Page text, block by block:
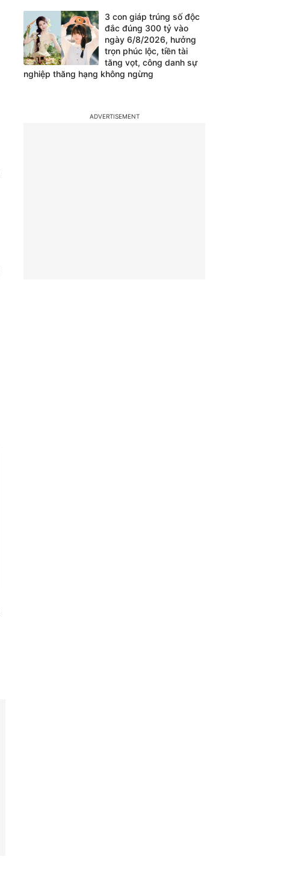
3 con giáp trúng số độc
đắc đúng 300 tỷ vào
ngày 6/8/2026, hưởng
trọn phúc lộc, tiền tài
tăng vọt, công danh sự
nghiệp thăng hạng không ngừng